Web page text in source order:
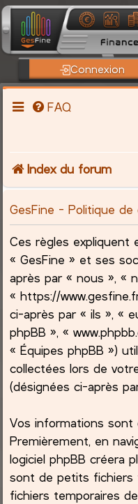
Connexion
FAQ
Index du forum
GesFine - Politique
Ces règles expliquent
« GesFine » et ses
après par « nous », «
« https://
ci-après par « ils », «
phpBB », «
« Équipes phpBB »)
collectées lors de
(désignées ci-après
Vos informations sont
Premièrement, en
logiciel phpBB créera
sont de petits fichiers
fichiers temporaires